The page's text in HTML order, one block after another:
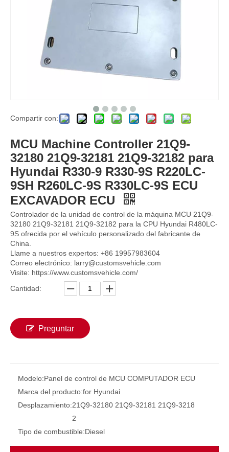
Unidad de control del motor Controlador ECU VOE14594697 14594697 14531360 VOE14531360 para Volvo OBD2 ECU EC140B EC210B EC240B EC290B EC700B
Controlador ECU 4787932 478-7932 Para sistemas de automatización OBD2 Kit de ajuste ECU Herramienta de programación ECU 336d E336D C9 C13 C15 C18
Compartir con:
MCU Machine Controller 21Q9-
32180 21Q9-32181 21Q9-32182 para
Hyundai R330-9 R330-9S R220LC-
9SH R260LC-9S R330LC-9S ECU
EXCAVADOR ECU
Controlador de la unidad de control de la máquina MCU 21Q9-
32180 21Q9-32181 21Q9-32182 para la CPU Hyundai R480LC-
9S ofrecida por el vehículo personalizado del fabricante de
China.
Llame a nuestros expertos: +86 19957983604
Correo electrónico: larry@customsvehicle.com
Visite: https://www.customsvehicle.com/
Cantidad:
Preguntar
Modelo:Panel de control de MCU COMPUTADOR ECU
Marca del producto:for Hyundai
Desplazamiento:21Q9-32180 21Q9-32181 21Q9-3218
2
Tipo de combustible:Diesel